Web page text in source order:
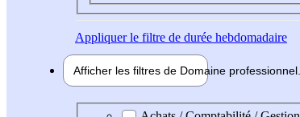
Appliquerle filtre de durée hebdomadaire
Afficher les filtres de Domaine professionnel